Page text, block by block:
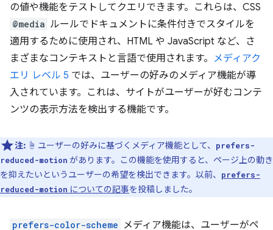
の値や機能をテストしてクエリできます。これらは、CSS
@media ルールでドキュメントに条件付きでスタイルを
適用するために使用され、HTML や JavaScript など、さ
まざまなコンテキストと言語で使用されます。 メディアク
エリ レベル 5 では、ユーザーの好みのメディア機能が導
入されています。これは、サイトがユーザーが好むコンテ
ンツの表示方法を検出する機能です。
注: ☝️ ユーザーの好みに基づくメディア機能として、
prefers-
reduced-motion があります。この機能を使用すると、ページ上の動き
を抑えたいというユーザーの希望を検出できます。以前、
prefers-
reduced-motion についての記事を投稿しました。
prefers-color-scheme メディア機能は、ユーザーがペ